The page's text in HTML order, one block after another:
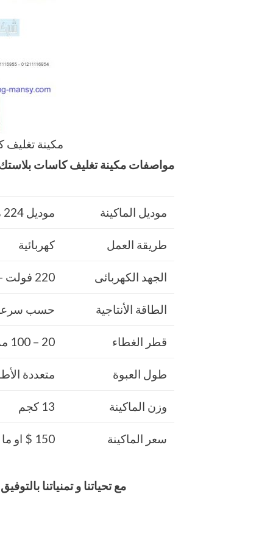
مكينة
مواصفات مكينة تغليف كاسات
موديل الماكينة موديل 224 ماركة مهندس منسي
طريقة العمل كهربائية
الجهد الكهربائى 220 فولت – 50/ 60 هرتز
الطاقة الأنتاجية حسب سرعة
قطر الغطاء 20 – 100 مم و يمكن زيادتها حسب طلب العميل
طول العبوة متعددة
وزن الماكينة 13 كجم
سعر الماكينة 150 $ او ما يعادله بالجنيه المصرى
مع تحياتنا و تمنياتنا